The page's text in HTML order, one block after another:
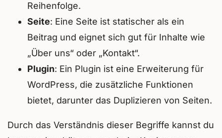
Reihenfolge.
Seite: Eine Seite ist statischer als ein
Beitrag und eignet sich gut für Inhalte wie
„Über uns“ oder „Kontakt“.
Plugin: Ein Plugin ist eine Erweiterung für
WordPress, die zusätzliche Funktionen
bietet, darunter das Duplizieren von Seiten.
Durch das Verständnis dieser Begriffe kannst du